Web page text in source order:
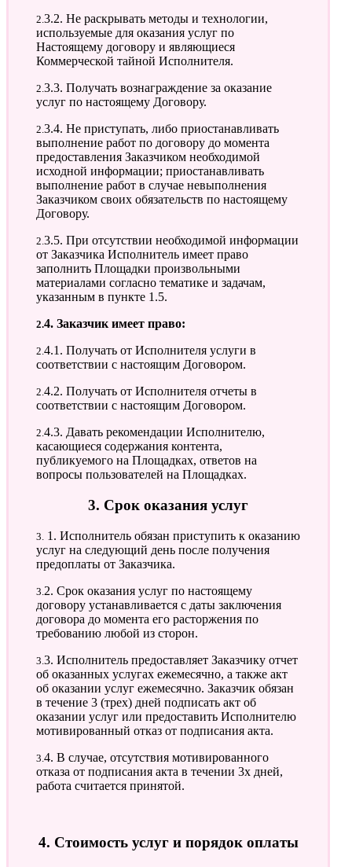
2.3.2. Не раскрывать методы и технологии,
используемые для оказания услуг по
Настоящему договору и являющиеся
Коммерческой тайной Исполнителя.
2.3.3. Получать вознаграждение за оказание
услуг по настоящему Договору.
2.3.4. Не приступать, либо приостанавливать
выполнение работ по договору до момента
предоставления Заказчиком необходимой
исходной информации; приостанавливать
выполнение работ в случае невыполнения
Заказчиком своих обязательств по настоящему
Договору.
2.3.5. При отсутствии необходимой информации
от Заказчика Исполнитель имеет право
заполнить Площадки произвольными
материалами согласно тематике и задачам,
указанным в пункте 1.5.
2.4. Заказчик имеет право:
2.4.1. Получать от Исполнителя услуги в
соответствии с настоящим Договором.
2.4.2. Получать от Исполнителя отчеты в
соответствии с настоящим Договором.
2.4.3. Давать рекомендации Исполнителю,
касающиеся содержания контента,
публикуемого на Площадках, ответов на
вопросы пользователей на Площадках.
3. Срок оказания услуг
3. 1. Исполнитель обязан приступить к оказанию
услуг на следующий день после получения
предоплаты от Заказчика.
3.2. Срок оказания услуг по настоящему
договору устанавливается с даты заключения
договора до момента его расторжения по
требованию любой из сторон.
3.3. Исполнитель предоставляет Заказчику отчет
об оказанных услугах ежемесячно, а также акт
об оказании услуг ежемесячно. Заказчик обязан
в течение 3 (трех) дней подписать акт об
оказании услуг или предоставить Исполнителю
мотивированный отказ от подписания акта.
3.4. В случае, отсутствия мотивированного
отказа от подписания акта в течении 3х дней,
работа считается принятой.
4. Стоимость услуг и порядок оплаты